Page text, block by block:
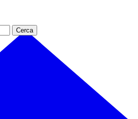
Cerca